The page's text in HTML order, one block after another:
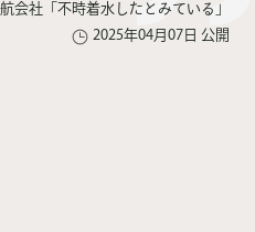
会社「不時着水したとみている」
2025年04月07日 公開